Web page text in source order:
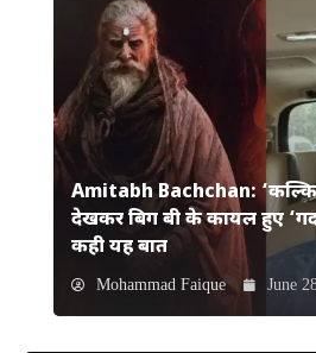
Amitabh Bachchan: ‘कल्कि
देखकर बिग बी के कायल हुए
कही यह बात
Mohammad Faique June